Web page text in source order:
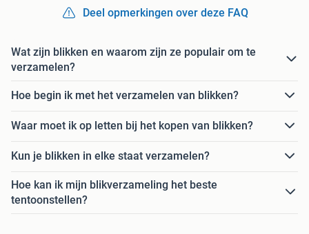
Deel opmerkingen over deze FAQ
Wat zijn blikken en waarom zijn ze populair om te
verzamelen?
Hoe begin ik met het verzamelen van blikken?
Waar moet ik op letten bij het kopen van blikken?
Kun je blikken in elke staat verzamelen?
Hoe kan ik mijn blikverzameling het beste
tentoonstellen?